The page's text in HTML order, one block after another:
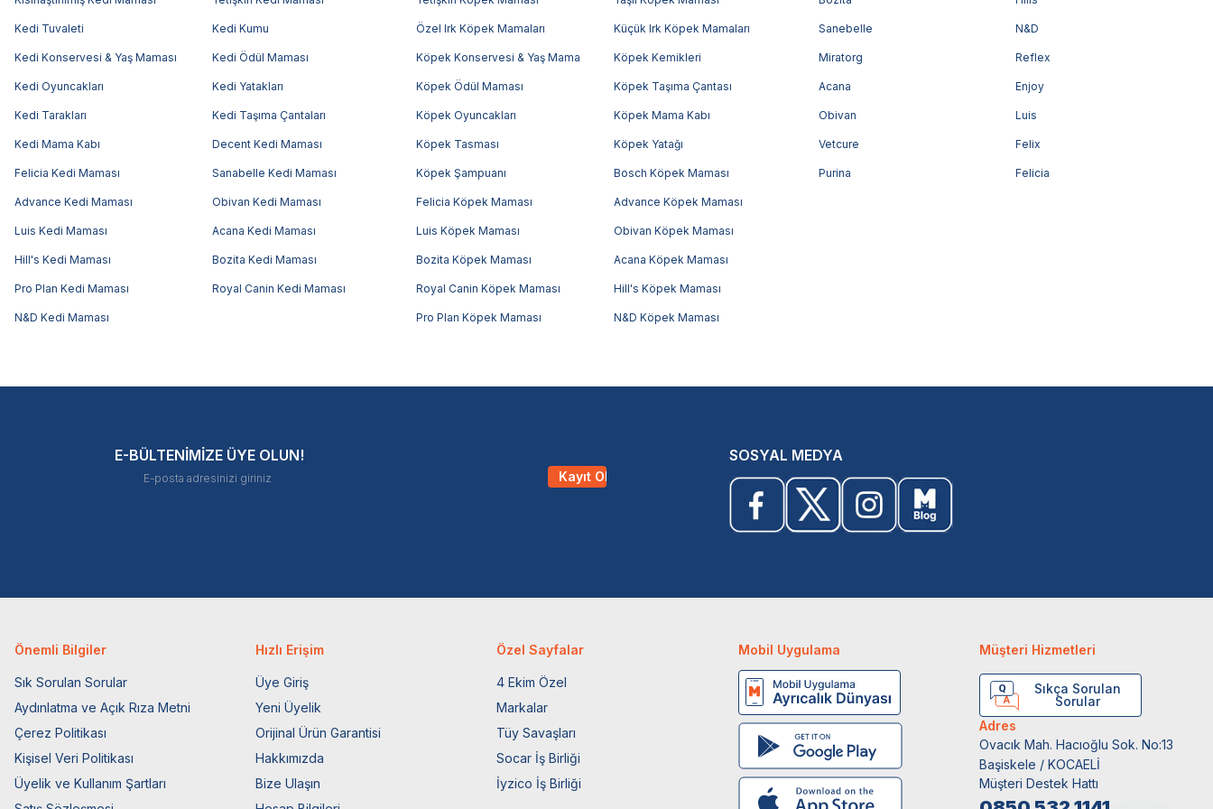
Kedi Tuvaleti Kedi Kumu
Kedi Konservesi & Yaş Maması Kedi Ödül Maması
Kedi Oyuncakları Kedi Yatakları
Kedi Tarakları Kedi Taşıma Çantaları
Kedi Mama Kabı Decent Kedi Maması
Felicia Kedi Maması Sanabelle Kedi Maması
Advance Kedi Maması Obivan Kedi Maması
Luis Kedi Maması Acana Kedi Maması
Hill's Kedi Maması Bozita Kedi Maması
Pro Plan Kedi Maması Royal Canin Kedi Maması
N&D Kedi Maması
Özel Irk Köpek Mamaları Küçük Irk Köpek Mamaları
Köpek Konservesi & Yaş Mama Köpek Kemikleri
Köpek Ödül Maması Köpek Taşıma Çantası
Köpek Oyuncakları Köpek Mama Kabı
Köpek Tasması Köpek Yatağı
Köpek Şampuanı Bosch Köpek Maması
Felicia Köpek Maması Advance Köpek Maması
Luis Köpek Maması Obivan Köpek Maması
Bozita Köpek Maması Acana Köpek Maması
Royal Canin Köpek Maması Hill's Köpek Maması
Pro Plan Köpek Maması N&D Köpek Maması
Sanebelle N&D
Miratorg Reflex
Acana Enjoy
Obivan Luis
Vetcure Felix
Purina Felicia
E-BÜLTENİMİZE ÜYE OLUN!
Kayıt Ol
SOSYAL MEDYA
Önemli Bilgiler
Sık Sorulan Sorular
Aydınlatma ve Açık Rıza Metni
Çerez Politikası
Kişisel Veri Politikası
Üyelik ve Kullanım Şartları
Hızlı Erişim
Üye Giriş
Yeni Üyelik
Orijinal Ürün Garantisi
Hakkımızda
Bize Ulaşın
Özel Sayfalar
4 Ekim Özel
Markalar
Tüy Savaşları
Socar İş Birliği
İyzico İş Birliği
Mobil Uygulama Müşteri Hizmetleri
Sıkça Sorulan
Sorular
Adres
Ovacık Mah. Hacıoğlu Sok. No:13
Başiskele / KOCAELİ
Müşteri Destek Hattı